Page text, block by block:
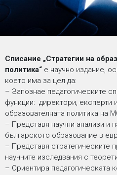
Списание „Стратегии на
политика“ е научно издание,
което има за цел да:
– Запознае педагогическите
функции: директори, експерти
образователната политика на
– Представя научни анализи и
българското образование в
– Представя стратегическите
научните изследвания с
– Ориентира педагогическата